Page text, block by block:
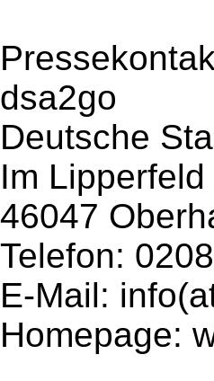
dsa2go
Deutsche
Im
46047
Telefon:
E-Mail:
Homepage: